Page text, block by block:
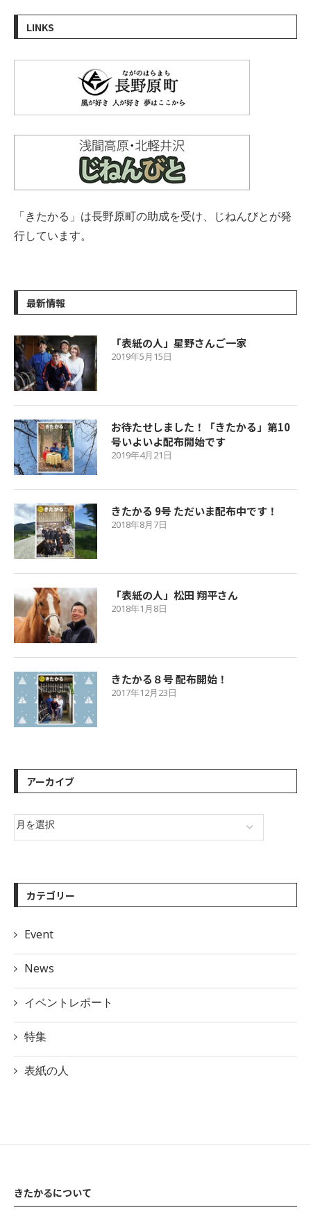
LINKS
「きたかる」は長野原町の助成を受け、じねんびとが発
行しています。
最新情報
「表紙の人」星野さんご一家
2019年5月15日
お待たせしました！「きたかる」第10
号いよいよ配布開始です
2019年4月21日
きたかる 9号 ただいま配布中です！
2018年8月7日
「表紙の人」松田 翔平さん
2018年1月8日
きたかる８号 配布開始！
2017年12月23日
アーカイブ
カテゴリー
Event
News
イベントレポート
特集
表紙の人
きたかるについて